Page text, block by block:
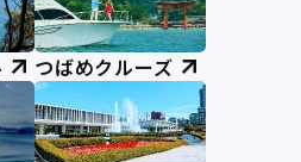
つばめクルーズ